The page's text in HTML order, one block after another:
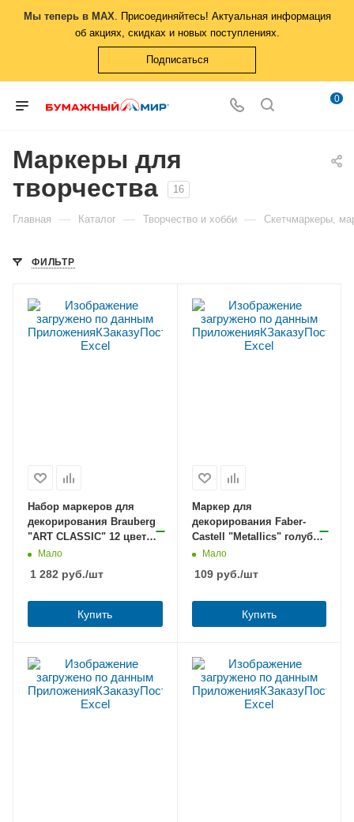
Мы теперь в MAX. Присоединяйтесь! Актуальная информация
об акциях, скидках и новых поступлениях.
Подписаться
0
Маркеры для
творчества
16
Главная — Каталог — Творчество и хобби — Скетчмаркеры,
ФИЛЬТР
Набор маркеров для
декорирования Brauberg
"ART CLASSIC" 12 цветов
1мм, пулевидный
Мало
1 282 руб./шт
Купить
Маркер для
декорирования Faber-
Castell "Metallics" голубой
металлик 1,5мм,
Мало
109руб./шт
Купить